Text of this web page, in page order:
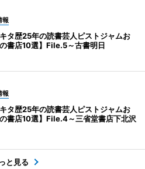
報
キタ歴25年の読書芸人ピストジャムお
書店10選】File.5～古書明日
報
キタ歴25年の読書芸人ピストジャムお
書店10選】File.4～三省堂書店下北沢
と見る